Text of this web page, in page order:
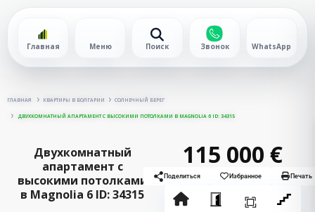
Главная Меню Поиск Звонок WhatsApp
ГЛАВНАЯ КВАРТИРЫ В БОЛГАРИИ СОЛНЕЧНЫЙ БЕРЕГ
ДВУХКОМНАТНЫЙ АПАРТАМЕНТ С ВЫСОКИМИ ПОТОЛКАМИ В MAGNOLIA 6 ID: 34315
Двухкомнатный
апартамент с
высокими потолками
в Magnolia 6 ID: 34315
115 000 €
Поделиться Избранное Печать